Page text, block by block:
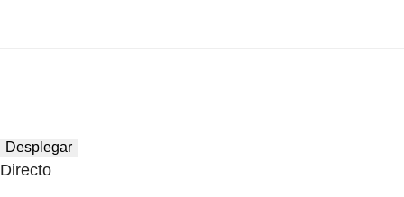
Desplegar
Directo